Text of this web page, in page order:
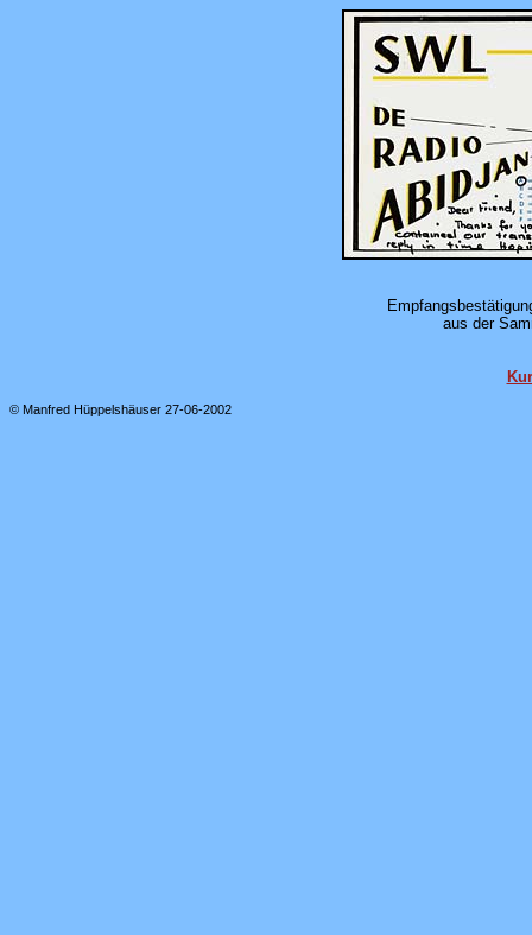
aus der
© Manfred Hüppelshäuser 27-06-2002